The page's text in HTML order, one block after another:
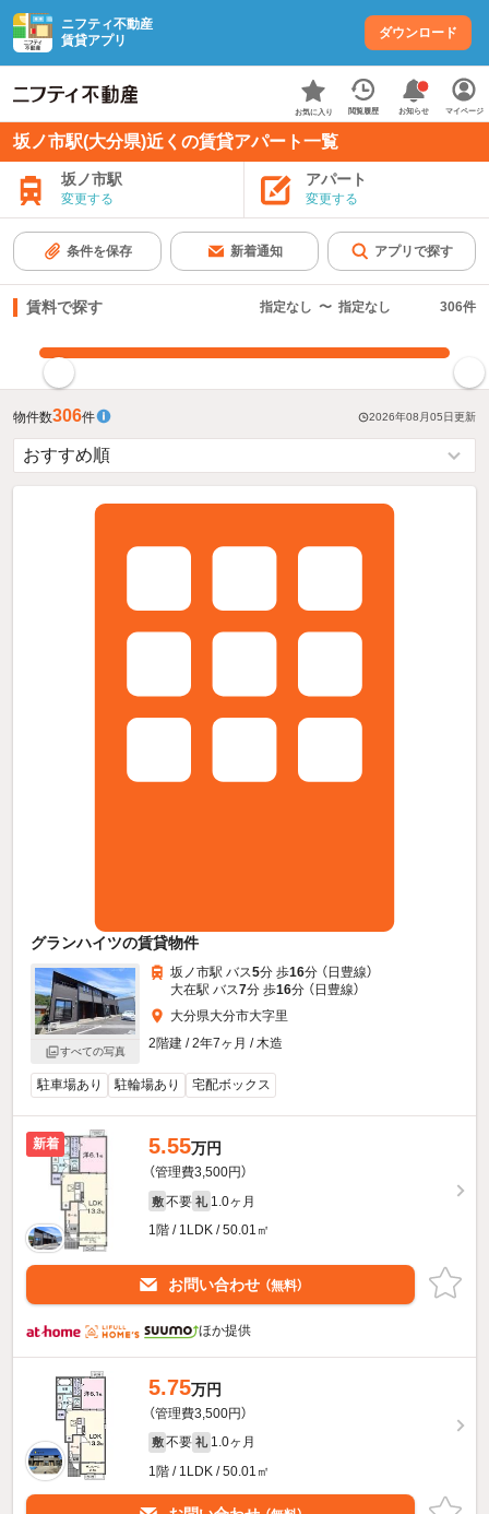
ニフティ不動産
賃貸アプリ
ダウンロード
お気に入り 閲覧履歴 お知らせ マイページ
坂ノ市駅(大分県)近くの賃貸アパート一覧
坂ノ市駅
変更する
アパート
変更する
条件を保存 新着通知 アプリで探す
賃料で探す 指定なし 〜 指定なし 306件
物件数306件 2026年08月05日更新
グランハイツの賃貸物件
すべての写真
坂ノ市駅 バス5分 歩16分 （日豊線）
大在駅 バス7分 歩16分 （日豊線）
大分県大分市大字里
2階建 / 2年7ヶ月 / 木造
駐車場あり 駐輪場あり 宅配ボックス
新着 5.55万円
（管理費3,500円）
敷 不要 礼 1.0ヶ月
1階 / 1LDK / 50.01㎡
お問い合わせ （無料）
ほか提供
5.75万円
（管理費3,500円）
敷 不要 礼 1.0ヶ月
1階 / 1LDK / 50.01㎡